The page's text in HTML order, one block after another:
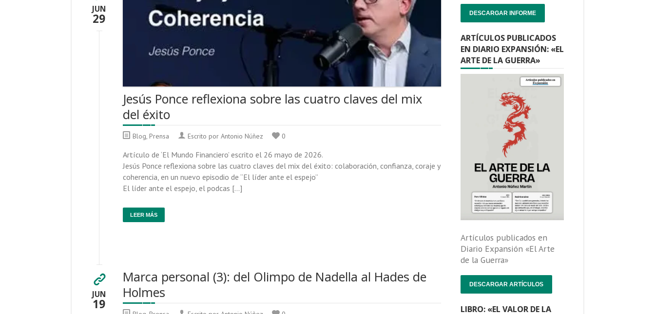
JUN
29
Jesús Ponce reflexiona sobre las cuatro claves del mix
del éxito
Blog, Prensa Escrito por Antonio Núñez 0
Artículo de ‘El Mundo Financiero’ escrito el 26 mayo de 2026.
Jesús Ponce reflexiona sobre las cuatro claves del mix del éxito: colaboración, confianza, coraje y
coherencia, en un nuevo episodio de “El líder ante el espejo”
El líder ante el espejo, el podcas […]
LEER MÁS
JUN
19
Marca personal (3): del Olimpo de Nadella al Hades de
Holmes
DESCARGAR INFORME
ARTÍCULOS PUBLICADOS
EN DIARIO EXPANSIÓN: «EL
ARTE DE LA GUERRA»
Artículos publicados en
Diario Expansión «El Arte
de la Guerra»
DESCARGAR ARTÍCULOS
LIBRO: «EL VALOR DE LA